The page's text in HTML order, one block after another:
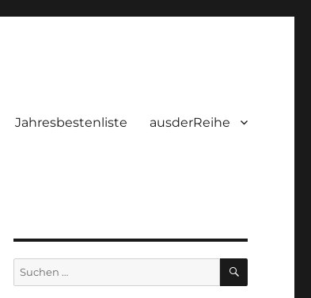
Jahresbestenliste ausderReihe
Suchen
nach:
SUCHEN